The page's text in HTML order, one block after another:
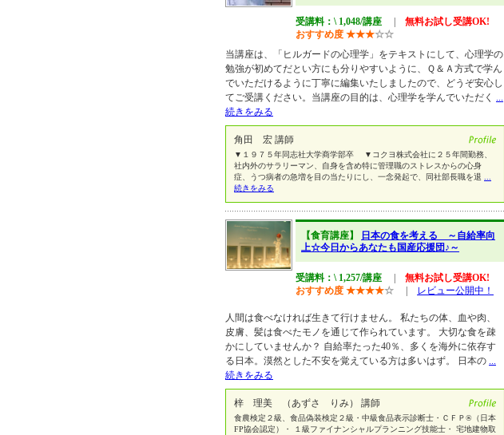
受講料：\ 1,048/講座
無料お試し受講OK!
おすすめ度 ★★★☆☆
当講座は、「ヒルガードの心理学」をテキストにして、心理学の
勉強が初めてだとい方にも分りやすいように、Ｑ＆Ａ方式で学ん
でいただけるように丁寧に編集いたしましたので、どうぞ安心し
てご受講ください。当講座の目的は、心理学を学んでいただく ...
続きをみる
角田 宏 講師
▼１９７５年同志社大学商学部卒 ▼コクヨ株式会社に２５年間勤務、
社内外のサラリーマン、自身を含め特に管理職のストレスからの心身
症、うつ病者の急増を目の当たりにし、一念発起で、同社部長職を退
続きをみる
【食育講座】
日本の食を考える ～自給率向
上☆今日からあなたも国産応援団♪～
受講料：\ 1,257/講座
無料お試し受講OK!
おすすめ度 ★★★★☆ レビュー公開中！
人間は食べなければ生きて行けません。 私たちの体、血や肉、
皮膚、髪は食べたモノを通じて作られています。 大切な食を疎
かにしていませんか？ 自給率たった40％、多くを海外に依存す
る日本。漠然とした不安を覚えている方は多いはず。 日本の ...
続きをみる
梓 理美 （あずさ りみ） 講師
食農検定２級、食品偽装検定２級・中級食品表示診断士・ＣＦＰ®（日本
FP協会認定）・ １級ファイナンシャルプランニング技能士・ 宅地建物取